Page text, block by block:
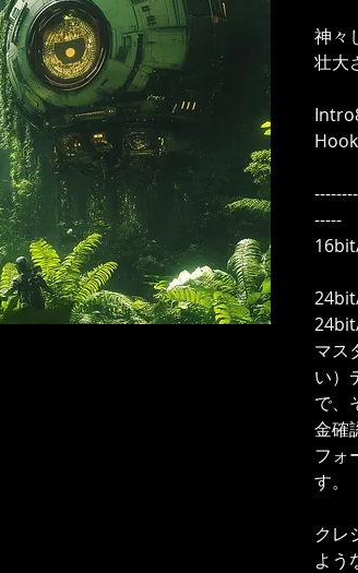
神々
壮大
-----
マス
い）
で、
金確
フォ
す。
クレ
よう